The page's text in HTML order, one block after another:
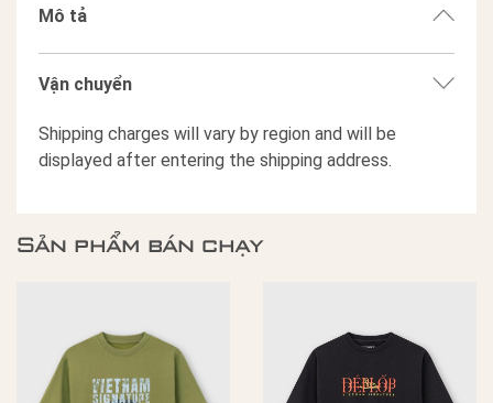
Mô tả
Vận chuyển
Shipping charges will vary by region and will be
displayed after entering the shipping address.
Sản phẩm bán chạy